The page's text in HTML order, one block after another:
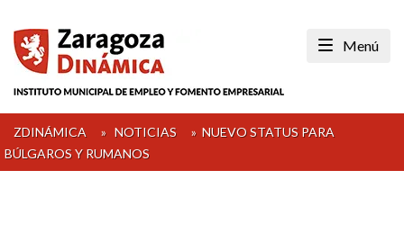
content
Menú
ZDINÁMICA » NOTICIAS » NUEVO STATUS PARA
BÚLGAROS Y RUMANOS